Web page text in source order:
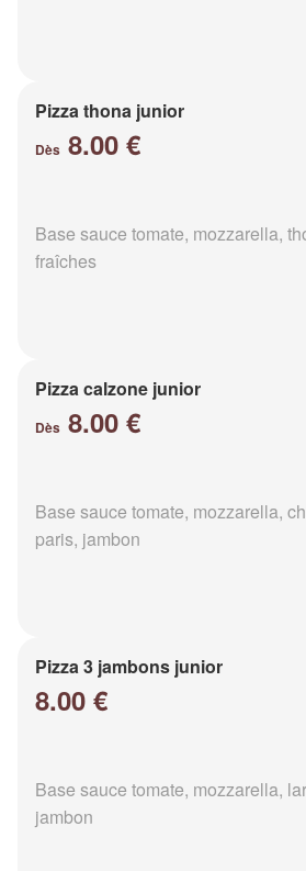
Pizza thona junior
Dès 8.00 €
Base sauce tomate, mozzarella,
fraîches
Pizza calzone junior
Dès 8.00 €
Base sauce tomate, mozzarella,
paris, jambon
Pizza 3 jambons junior
8.00 €
Base sauce tomate, mozzarella,
jambon